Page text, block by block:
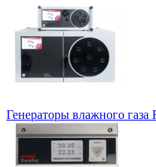
Генераторы влажного